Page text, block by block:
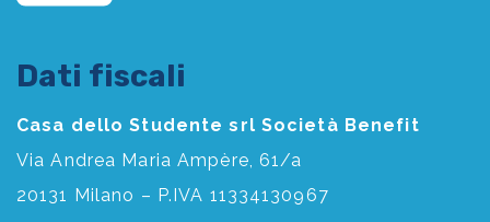
Dati fiscali
Casa dello Studente srl Società Benefit
Via Andrea Maria Ampère, 61/a
20131 Milano – P.IVA 11334130967